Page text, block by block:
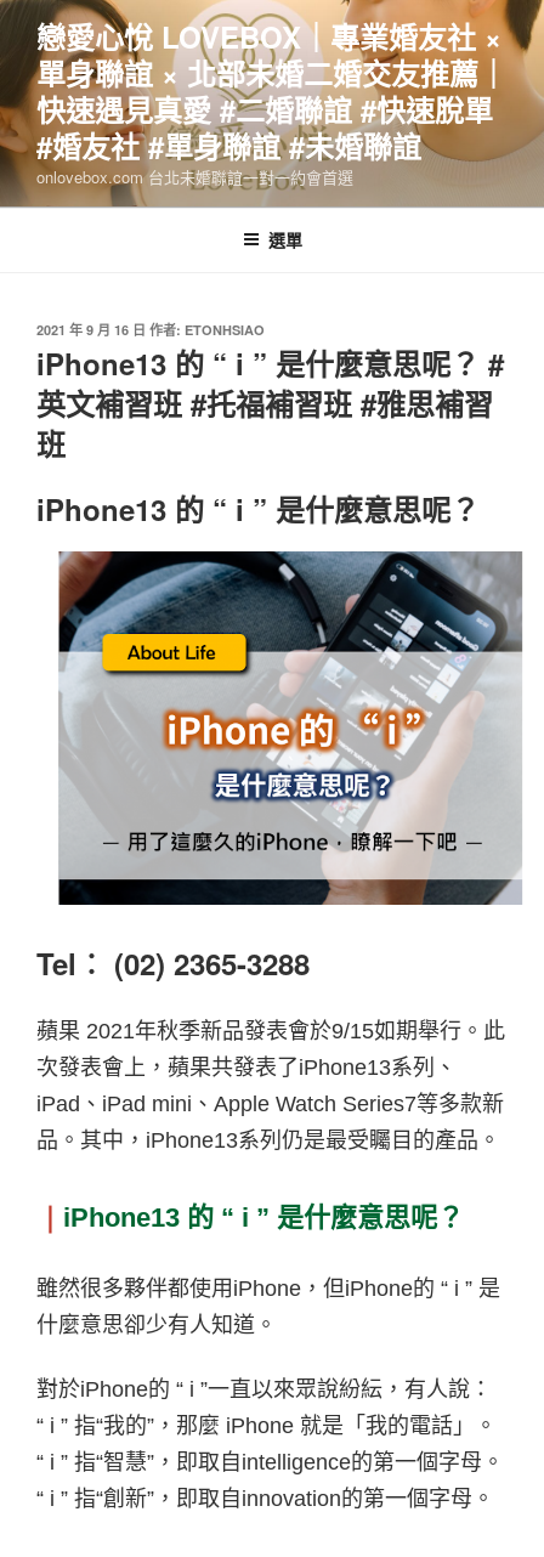
跳
主
要
內
容
戀愛心悅 LOVEBOX｜專業婚友社 ×
單身聯誼 × 北部未婚二婚交友推薦｜
快速遇見真愛 #二婚聯誼 #快速脫單
#婚友社 #單身聯誼 #未婚聯誼
onlovebox.com 台北未婚聯誼一對一約會首選
選單
發
佈
於
2021 年 9 月 16 日 作者: ETONHSIAO
iPhone13 的 “ i ” 是什麼意思呢？ #
英文補習班 #托福補習班 #雅思補習
班
iPhone13 的 “ i ” 是什麼意思呢？
Tel︰ (02) 2365-3288
蘋果 2021年秋季新品發表會於9/15如期舉行。此
次發表會上，蘋果共發表了iPhone13系列、
iPad 、 iPad mini 、 Apple Watch Series7等多款新
品。其中， iPhone13系列仍是最受矚目的產品。
iPhone13 的 “ i ” 是什麼意思呢？
雖然很多夥伴都使用 iPhone ，但iPhone的 “ i ” 是
什麼意思卻少有人知道。
對於iPhone的 “ i ”一直以來眾說紛紜，有人說：
“ i ” 指“我的” ，那麼 iPhone 就是「我的電話」。
“ i ” 指“智慧” ，即取自intelligence的第一個字母。
“ i ” 指“創新” ，即取自innovation的第一個字母。